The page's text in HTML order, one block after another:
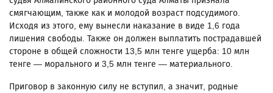
смягчающим, также как и молодой возраст подсудимого.
Исходя из этого, ему вынесли наказание в виде 1,6 года
лишения свободы. Также он должен выплатить пострадавшей
стороне в общей сложности 13,5 млн тенге ущерба: 10 млн
тенге — морального и 3,5 млн тенге — материального.
Приговор в законную силу не вступил, а значит, родные